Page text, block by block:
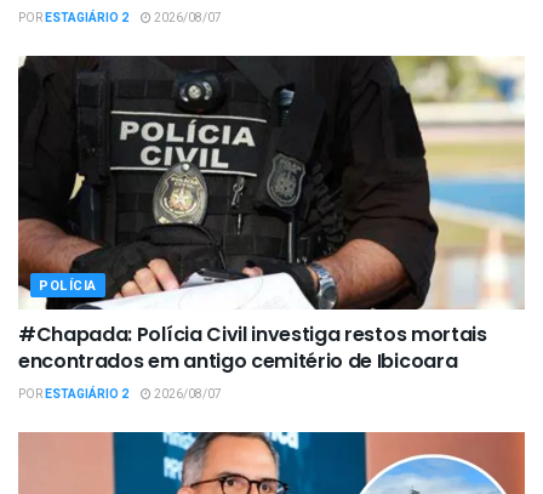
PORESTAGIÁRIO 2 2026/08/07
POLÍCIA
#Chapada: Polícia Civil investiga restos mortais
encontrados em antigo cemitério de Ibicoara
PORESTAGIÁRIO 2 2026/08/07